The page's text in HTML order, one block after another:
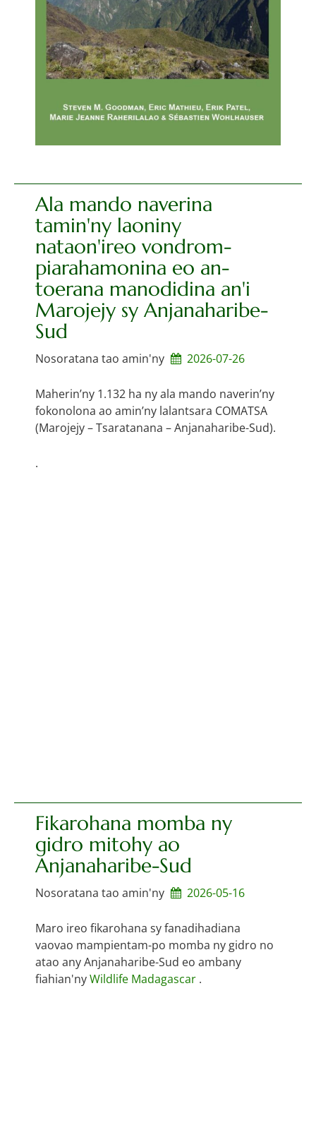
Ala mando naverina
tamin'ny laoniny
nataon'ireo vondrom-
piarahamonina eo an-
toerana manodidina an'i
Marojejy sy Anjanaharibe-
Sud
Nosoratana tao amin'ny 2026-07-26
Maherin’ny 1.132 ha ny ala mando naverin’ny
fokonolona ao amin’ny lalantsara COMATSA
(Marojejy – Tsaratanana – Anjanaharibe-Sud).
.
Fikarohana momba ny
gidro mitohy ao
Anjanaharibe-Sud
Nosoratana tao amin'ny 2026-05-16
Maro ireo fikarohana sy fanadihadiana
vaovao mampientam-po momba ny gidro no
atao any Anjanaharibe-Sud eo ambany
fiahian'nyWildlife Madagascar .